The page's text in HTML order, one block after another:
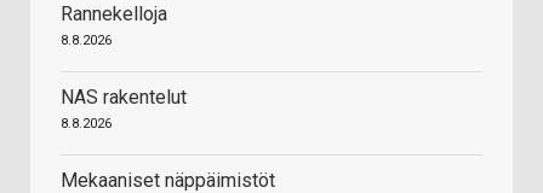
Rannekelloja
8.8.2026
NAS rakentelut
8.8.2026
Mekaaniset näppäimistöt